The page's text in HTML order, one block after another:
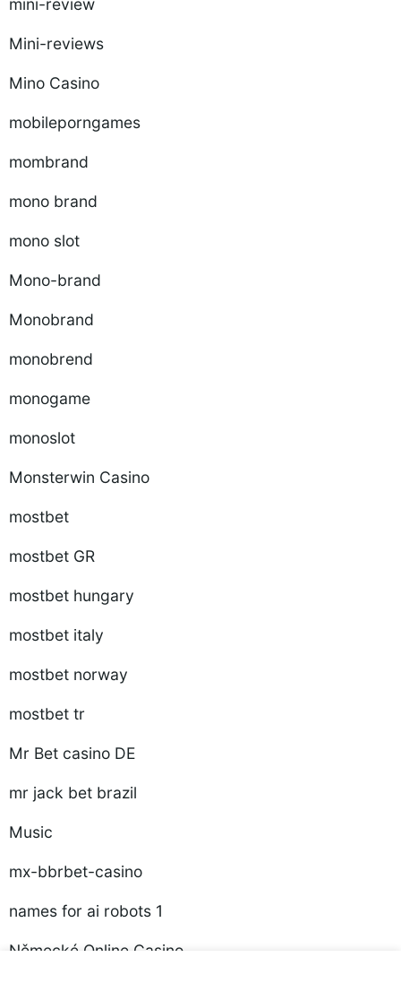
mini-review
Mini-reviews
Mino Casino
mobileporngames
mombrand
mono brand
mono slot
Mono-brand
Monobrand
monobrend
monogame
monoslot
Monsterwin Casino
mostbet
mostbet GR
mostbet hungary
mostbet italy
mostbet norway
mostbet tr
Mr Bet casino DE
mr jack bet brazil
Music
mx-bbrbet-casino
names for ai robots 1
Německé Online Casino